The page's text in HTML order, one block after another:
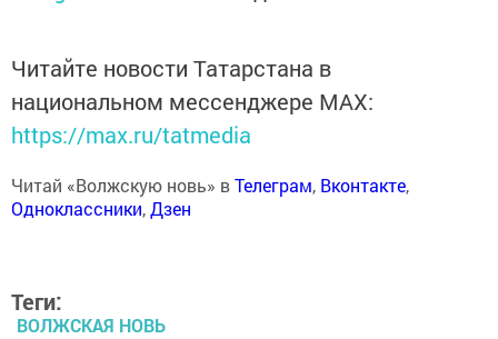
Читайте новости Татарстана в
национальном мессенджере MАХ:
https://max.ru/tatmedia
Читай «Волжскую новь» вТелеграм, Вконтакте,
Одноклассники,Дзен
Теги:
ВОЛЖСКАЯ НОВЬ